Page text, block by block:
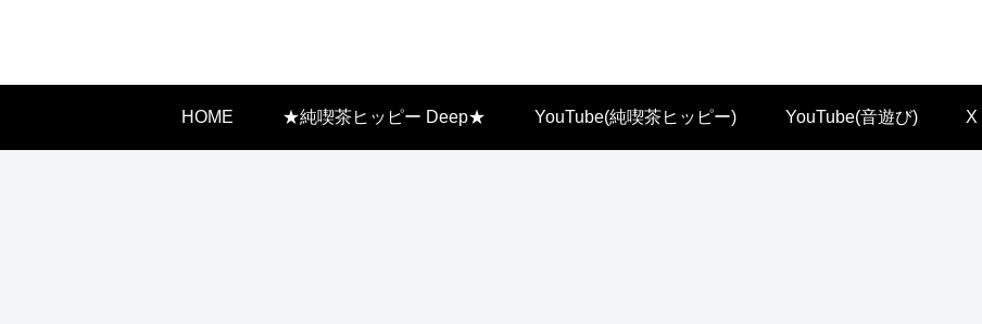
HOME ★純喫茶ヒッピー Deep★ YouTube(純喫茶ヒッピー) YouTube(音遊び) X